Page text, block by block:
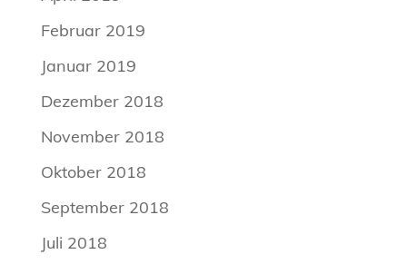
Februar 2019
Januar 2019
Dezember 2018
November 2018
Oktober 2018
September 2018
Juli 2018